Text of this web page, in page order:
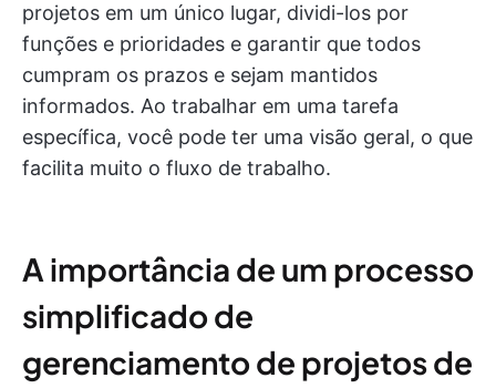
projetos em um único lugar, dividi-los por
funções e prioridades e garantir que todos
cumpram os prazos e sejam mantidos
informados. Ao trabalhar em uma tarefa
específica, você pode ter uma visão geral, o que
facilita muito o fluxo de trabalho.
A importância de um processo
simplificado de
gerenciamento de projetos de